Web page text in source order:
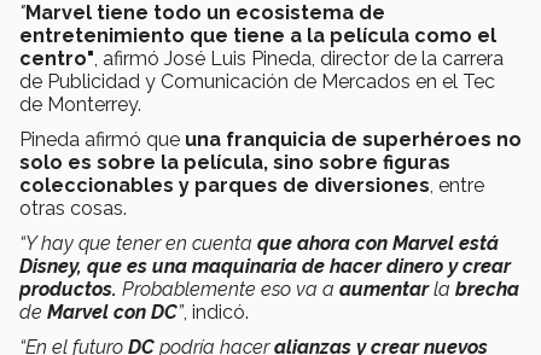
"Marvel tiene todo un ecosistema de
entretenimiento que tiene a la película como el
centro", afirmó José Luis Pineda, director de la carrera
de Publicidad y Comunicación de Mercados en el Tec
de Monterrey.
Pineda afirmó que una franquicia de superhéroes no
solo es sobre la película, sino sobre figuras
coleccionables y parques de diversiones, entre
otras cosas.
“Y hay que tener en cuenta que ahora con Marvel está
Disney, que es una maquinaria de hacer dinero y crear
productos. Probablemente eso va a aumentarla brecha
de Marvel con DC”, indicó.
“En el futuro DC podría haceralianzas y crear nuevos